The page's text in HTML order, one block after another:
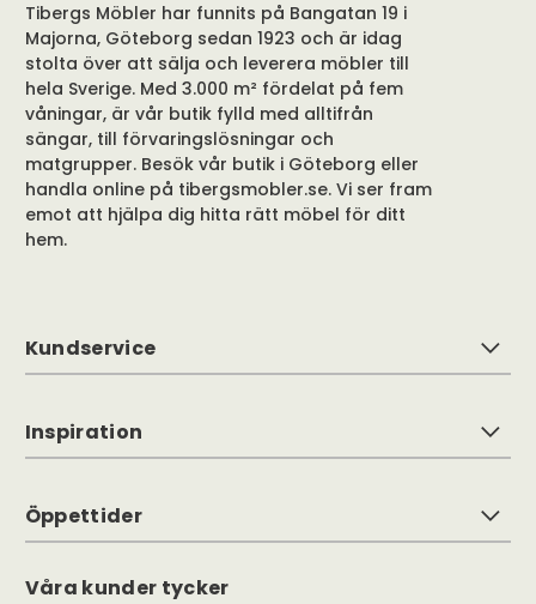
Tibergs Möbler har funnits på Bangatan 19 i
Majorna, Göteborg sedan 1923 och är idag
stolta över att sälja och leverera möbler till
hela Sverige. Med 3.000 m² fördelat på fem
våningar, är vår butik fylld med alltifrån
sängar, till förvaringslösningar och
matgrupper. Besök vår butik i Göteborg eller
handla online på tibergsmobler.se. Vi ser fram
emot att hjälpa dig hitta rätt möbel för ditt
hem.
Kundservice
Inspiration
Öppettider
Våra kunder tycker